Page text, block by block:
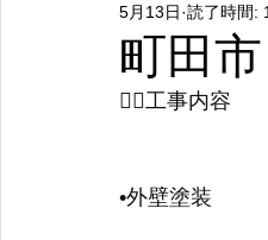
逗子市 藤
磯子区
町田
5月13日 読了時間:
👷‍♂️工事内容
•外壁塗装